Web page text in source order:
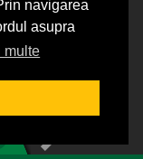
navigarea
asupra
multe
Noroc